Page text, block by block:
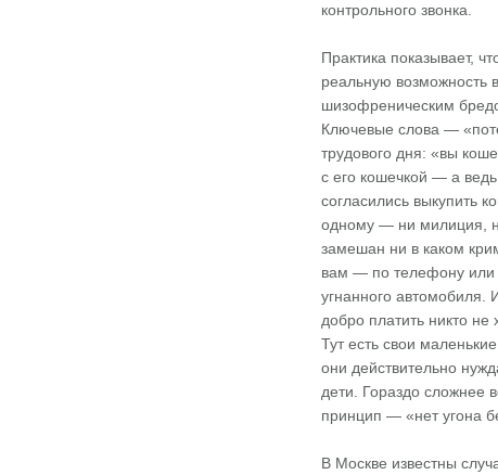
контрольного звонка.
Практика показывает,
реальную возможность
шизофреническим
Ключевые слова —
трудового дня: «вы
с его кошечкой — а
согласились выкупить
одному — ни милиция,
замешан ни в каком
вам — по телефону или
угнанного автомобиля.
добро платить никто
Тут есть свои
они действительно
дети. Гораздо сложнее
принцип — «нет угона
В Москве известны